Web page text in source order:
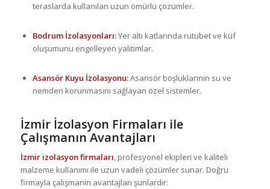
teraslarda kullanılan uzun ömürlü çözümler.
Bodrum İzolasyonları:Yer altı katlarında rutubet ve küf
oluşumunu engelleyen yalıtımlar.
Asansör Kuyu İzolasyonu:Asansör boşluklarının su ve
nemden korunmasını sağlayan özel sistemler.
İzmir İzolasyon Firmaları ile
Çalışmanın Avantajları
İzmir izolasyon firmaları, profesyonel ekipleri ve kaliteli
malzeme kullanımı ile uzun vadeli çözümler sunar. Doğru
firmayla çalışmanın avantajları şunlardır: